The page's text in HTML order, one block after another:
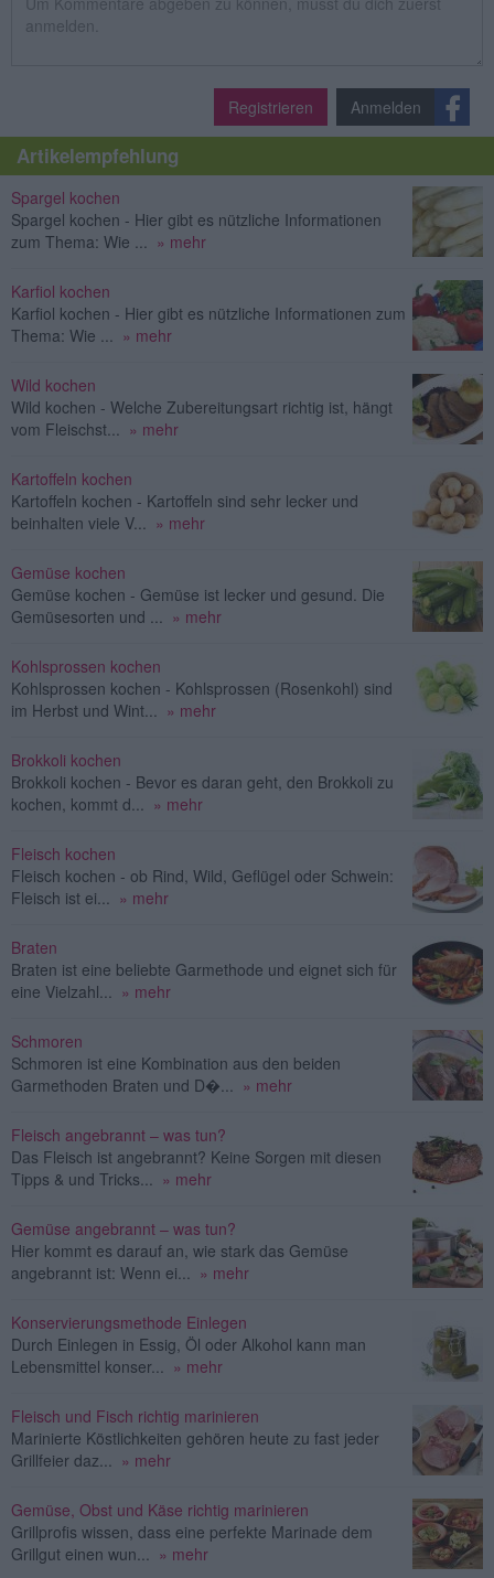
Registrieren Anmelden
Artikelempfehlung
Spargel kochen
Spargel kochen - Hier gibt es nützliche Informationen
zum Thema: Wie ...
» mehr
Karfiol kochen
Karfiol kochen - Hier gibt es nützliche Informationen zum
Thema: Wie ...
» mehr
Wild kochen
Wild kochen - Welche Zubereitungsart richtig ist, hängt
vom Fleischst...
» mehr
Kartoffeln kochen
Kartoffeln kochen - Kartoffeln sind sehr lecker und
beinhalten viele V...
» mehr
Gemüse kochen
Gemüse kochen - Gemüse ist lecker und gesund. Die
Gemüsesorten und ...
» mehr
Kohlsprossen kochen
Kohlsprossen kochen - Kohlsprossen (Rosenkohl) sind
im Herbst und Wint...
» mehr
Brokkoli kochen
Brokkoli kochen - Bevor es daran geht, den Brokkoli zu
kochen, kommt d...
» mehr
Fleisch kochen
Fleisch kochen - ob Rind, Wild, Geflügel oder Schwein:
Fleisch ist ei...
» mehr
Braten
Braten ist eine beliebte Garmethode und eignet sich für
eine Vielzahl...
» mehr
Schmoren
Schmoren ist eine Kombination aus den beiden
Garmethoden Braten und D�...
» mehr
Fleisch angebrannt – was tun?
Das Fleisch ist angebrannt? Keine Sorgen mit diesen
Tipps & und Tricks...
» mehr
Gemüse angebrannt – was tun?
Hier kommt es darauf an, wie stark das Gemüse
angebrannt ist: Wenn ei...
» mehr
Konservierungsmethode Einlegen
Durch Einlegen in Essig, Öl oder Alkohol kann man
Lebensmittel konser...
» mehr
Fleisch und Fisch richtig marinieren
Marinierte Köstlichkeiten gehören heute zu fast jeder
Grillfeier daz...
» mehr
Gemüse, Obst und Käse richtig marinieren
Grillprofis wissen, dass eine perfekte Marinade dem
Grillgut einen wun...
» mehr